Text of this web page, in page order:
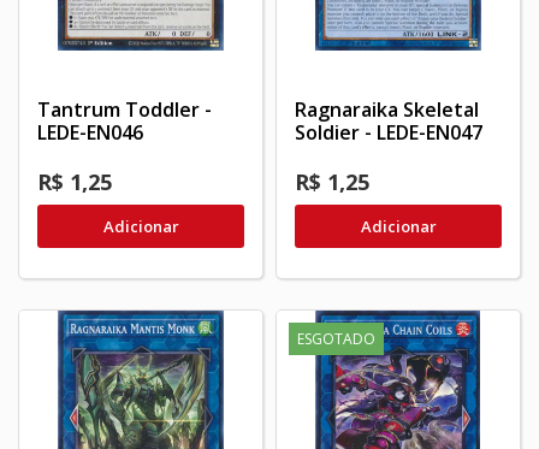
Tantrum Toddler -
LEDE-EN046
R$ 1,25
Adicionar
Ragnaraika Skeletal
Soldier - LEDE-EN047
R$ 1,25
Adicionar
ESGOTADO